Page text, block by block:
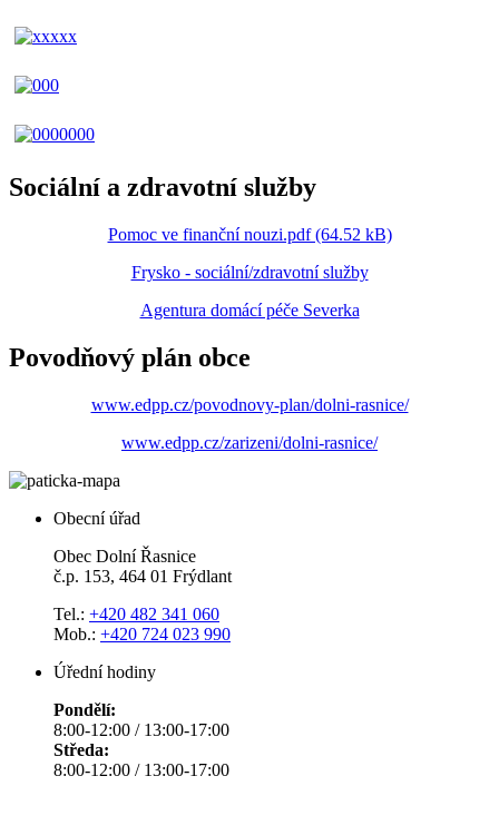
Sociální a zdravotní služby
Pomoc ve finanční nouzi.pdf (64.52 kB)
Frysko - sociální/zdravotní služby
Agentura domácí péče Severka
Povodňový plán obce
www.edpp.cz/povodnovy-plan/dolni-rasnice/
www.edpp.cz/zarizeni/dolni-rasnice/
Obecní úřad
Obec Dolní Řasnice
č.p. 153, 464 01 Frýdlant
Tel.: +420 482 341 060
Mob.: +420 724 023 990
Úřední hodiny
Pondělí:
8:00-12:00 / 13:00-17:00
Středa:
8:00-12:00 / 13:00-17:00